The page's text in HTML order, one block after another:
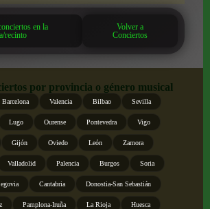
en la
recinto
Volver a
Conciertos
por provincia o género musical
Barcelona Valencia Bilbao Sevilla
Lugo Ourense Pontevedra Vigo
Gijón Oviedo León Zamora
Valladolid Palencia Burgos Soria
Cantabria Donostia-San Sebastián
Pamplona-Iruña La Rioja Huesca